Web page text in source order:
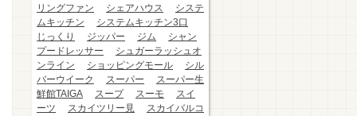
リングファン
シェアハウス
システ
ムキッチン
システムキッチン3口
じっくり
ジッパー ジム
シャン
プードレッサー
シュガーラッシュオ
ンライン
ショッピングモール
シル
バーウイーク
スーパー
スーパー生
鮮館TAIGA
スープ スーモ
スイ
ーツ
スカイツリー見
スカイバルコ